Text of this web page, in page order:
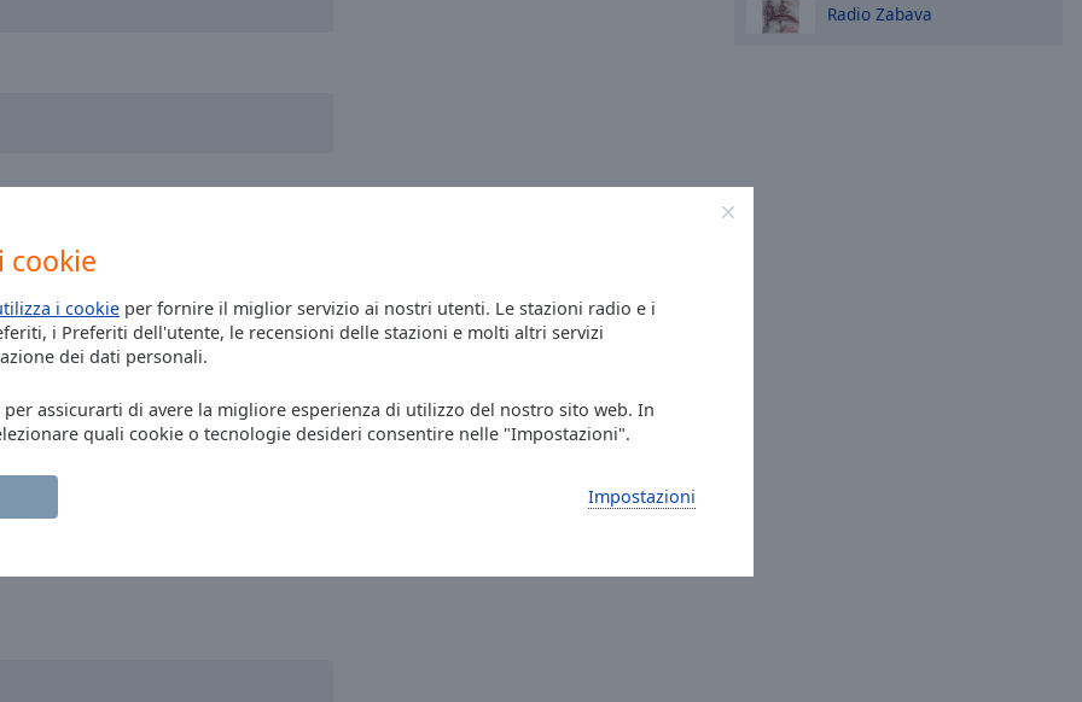
cookie
i cookie per fornire il miglior servizio ai nostri utenti. Le stazioni radio e i
i Preferiti dell'utente, le recensioni delle stazioni e molti altri servizi
dei dati personali.
per assicurarti di avere la migliore esperienza di utilizzo del nostro sito web. In
quali cookie o tecnologie desideri consentire nelle "Impostazioni".
Impostazioni
Radio Zabava